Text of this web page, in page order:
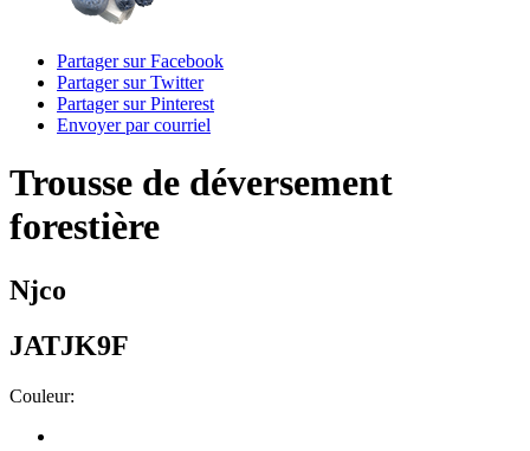
Partager sur Facebook
Partager sur Twitter
Partager sur Pinterest
Envoyer par courriel
Trousse de déversement
forestière
Njco
JATJK9F
Couleur: